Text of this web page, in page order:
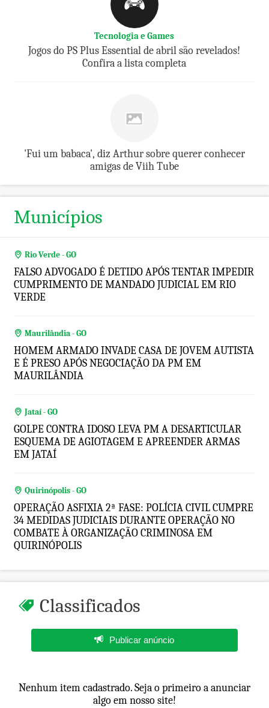
Tecnologia e Games
Jogos do PS Plus Essential de abril são revelados!
Confira a lista completa
'Fui um babaca', diz Arthur sobre querer conhecer
amigas de Viih Tube
Municípios
Rio Verde - GO
FALSO ADVOGADO É DETIDO APÓS TENTAR IMPEDIR
CUMPRIMENTO DE MANDADO JUDICIAL EM RIO
VERDE
Maurilândia - GO
HOMEM ARMADO INVADE CASA DE JOVEM AUTISTA
E É PRESO APÓS NEGOCIAÇÃO DA PM EM
MAURILÂNDIA
Jataí - GO
GOLPE CONTRA IDOSO LEVA PM A DESARTICULAR
ESQUEMA DE AGIOTAGEM E APREENDER ARMAS
EM JATAÍ
Quirinópolis - GO
OPERAÇÃO ASFIXIA 2ª FASE: POLÍCIA CIVIL CUMPRE
34 MEDIDAS JUDICIAIS DURANTE OPERAÇÃO NO
COMBATE À ORGANIZAÇÃO CRIMINOSA EM
QUIRINÓPOLIS
Classificados
Publicar anúncio
Nenhum item cadastrado. Seja o primeiro a anunciar
algo em nosso site!